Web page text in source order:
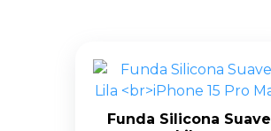
Funda Silicona Suave